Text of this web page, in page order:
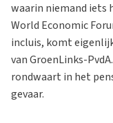
waarin niemand iets
World Economic
incluis, komt
van GroenLinks-
rondwaart in het
gevaar.